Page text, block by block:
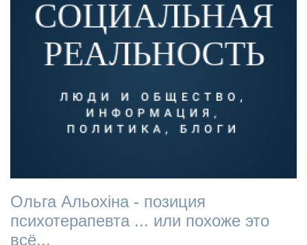
Ольга Альохіна - позиция
психотерапевта ... или похоже это
всё...